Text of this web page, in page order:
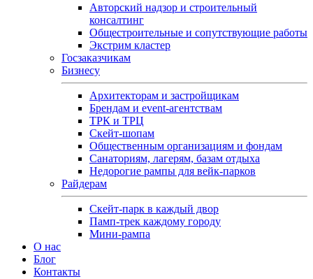
Авторский надзор и строительный
консалтинг
Общестроительные и сопутствующие работы
Экстрим кластер
Госзаказчикам
Бизнесу
Архитекторам и застройщикам
Брендам и event-агентствам
ТРК и ТРЦ
Скейт-шопам
Общественным организациям и фондам
Санаториям, лагерям, базам отдыха
Недорогие рампы для вейк-парков
Райдерам
Скейт-парк в каждый двор
Памп-трек каждому городу
Мини-рампа
О нас
Блог
Контакты